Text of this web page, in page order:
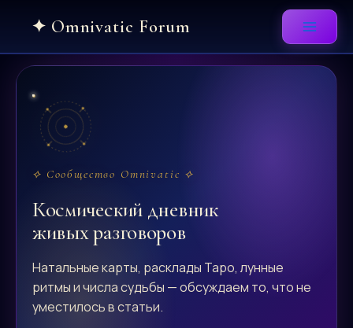
content
⟡ Сообщество Omnivatic ⟡
Космический дневник
живых разговоров
Натальные карты, расклады Таро, лунные
ритмы и числа судьбы — обсуждаем то, что не
уместилось в статьи.